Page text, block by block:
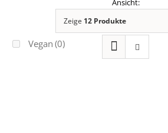
Vegan (0)
Zeige 12 Produkte